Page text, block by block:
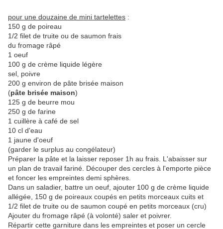
pour une douzaine de mini tartelettes :
150 g de poireau
1/2 filet de truite ou de saumon frais
du fromage râpé
1 oeuf
100 g de crème liquide légère
sel, poivre
200 g environ de pâte brisée maison
(pâte brisée maison)
125 g de beurre mou
250 g de farine
1 cuillère à café de sel
10 cl d'eau
1 jaune d'oeuf
(garder le surplus au congélateur)
Préparer la pâte et la laisser reposer 1h au frais. L'abaisser sur
un plan de travail fariné. Découper des cercles à l'emporte pièce
et foncer les empreintes demi sphères.
Dans un saladier, battre un oeuf, ajouter 100 g de crème liquide
allégée, 150 g de poireaux coupés en petits morceaux cuits et
1/2 filet de truite ou de saumon coupé en petits morceaux (cru)
Ajouter du fromage râpé (à volonté) saler et poivrer.
Répartir cette garniture dans les empreintes et poser un cercle